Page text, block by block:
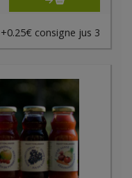
consigne jus 3